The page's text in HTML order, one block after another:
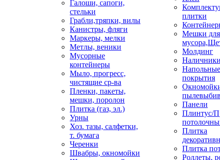
Галоши, сапоги,
стельки
Грабли,тряпки, вилы
Канистры, фляги
Маркеры, мелки
Метлы, веники
Мусорные
контейнеры
Мыло, прогресс,
чистящие ср-ва
Пленки, пакеты,
мешки, поролон
Плитка (газ, эл.)
Урны
Хоз. тазы, салфетки,
т. бумага
Черенки
Швабры, окномойки
плитки
Мешки для
Молдинг
Напольные
покрытия
Панели
Плинтус/
Плитка
Плитка
Роллеты,